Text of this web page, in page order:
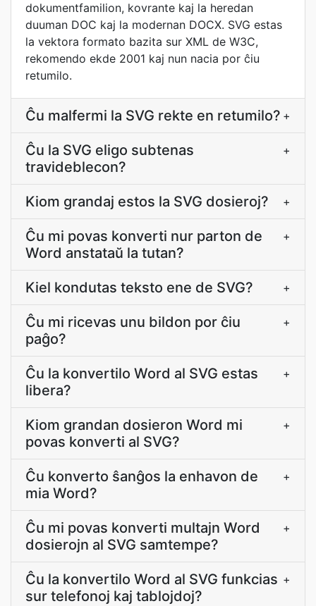
dokumentfamilion, kovrante kaj la heredan
duuman DOC kaj la modernan DOCX. SVG estas
la vektora formato bazita sur XML de W3C,
rekomendo ekde 2001 kaj nun nacia por ĉiu
retumilo.
Ĉu malfermi la SVG rekte en retumilo? +
Ĉu la SVG eligo subtenas
travideblecon?
+
Kiom grandaj estos la SVG dosieroj? +
Ĉu mi povas konverti nur parton de
Word anstataŭ la tutan?
+
Kiel kondutas teksto ene de SVG? +
Ĉu mi ricevas unu bildon por ĉiu
paĝo?
+
Ĉu la konvertilo Word al SVG estas
libera?
+
Kiom grandan dosieron Word mi
povas konverti al SVG?
+
Ĉu konverto ŝanĝos la enhavon de
mia Word?
+
Ĉu mi povas konverti multajn Word
dosierojn al SVG samtempe?
+
Ĉu la konvertilo Word al SVG funkcias
sur telefonoj kaj tablojdoj?
+